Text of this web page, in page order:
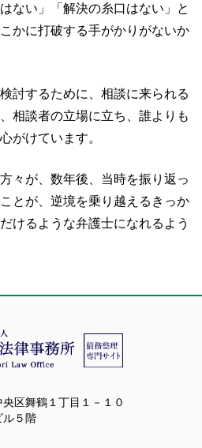
ない」「解決の糸口はない」と
かに打破する手がかりがないか
討するために、相談に来られる
相談者の立場に立ち、誰よりも
がけています。
々が、数年後、当時を振り返っ
とが、逆境を乗り越えるきっか
けるような弁護士になれるよう
区舞鶴１丁目１－１０
ル５階